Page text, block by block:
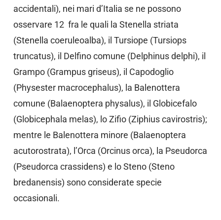
accidentali), nei mari d’Italia se ne possono
osservare 12 fra le quali la Stenella striata
(Stenella coeruleoalba), il Tursiope (Tursiops
truncatus), il Delfino comune (Delphinus delphi), il
Grampo (Grampus griseus), il Capodoglio
(Physester macrocephalus), la Balenottera
comune (Balaenoptera physalus), il Globicefalo
(Globicephala melas), lo Zifio (Ziphius cavirostris);
mentre le Balenottera minore (Balaenoptera
acutorostrata), l’Orca (Orcinus orca), la Pseudorca
(Pseudorca crassidens) e lo Steno (Steno
bredanensis) sono considerate specie
occasionali.